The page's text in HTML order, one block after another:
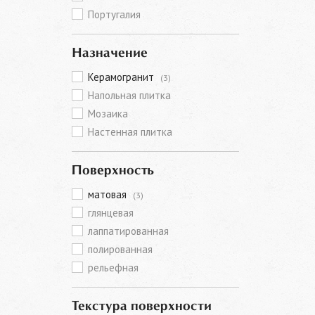
Португалия
Назначение
Керамогранит (3)
Напольная плитка
Мозаика
Настенная плитка
Поверхность
матовая (3)
глянцевая
лаппатированная
полированная
рельефная
Текстура поверхности